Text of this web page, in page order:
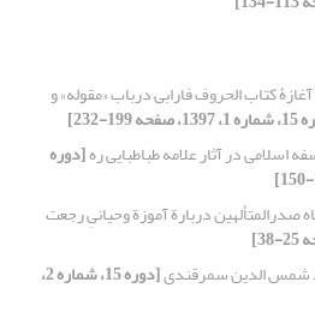
کتاب الحروف فارابی درباب «مقوله» و
199-232]
اسلامی در آثار علامه طباطبایی ره[دوره
صدرالمتألهین دربارة آموزة وحیانیِ رجعت
شمس الدین سمرقندی [دوره 15، شماره 2،